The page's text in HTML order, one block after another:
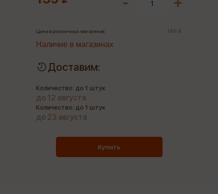
Цена в розничных магазинах: 146 ₽
Наличие в магазинах
Доставим:
Количество: до 1 штук
до 12 августа
Количество: до 1 штук
до 23 августа
Купить